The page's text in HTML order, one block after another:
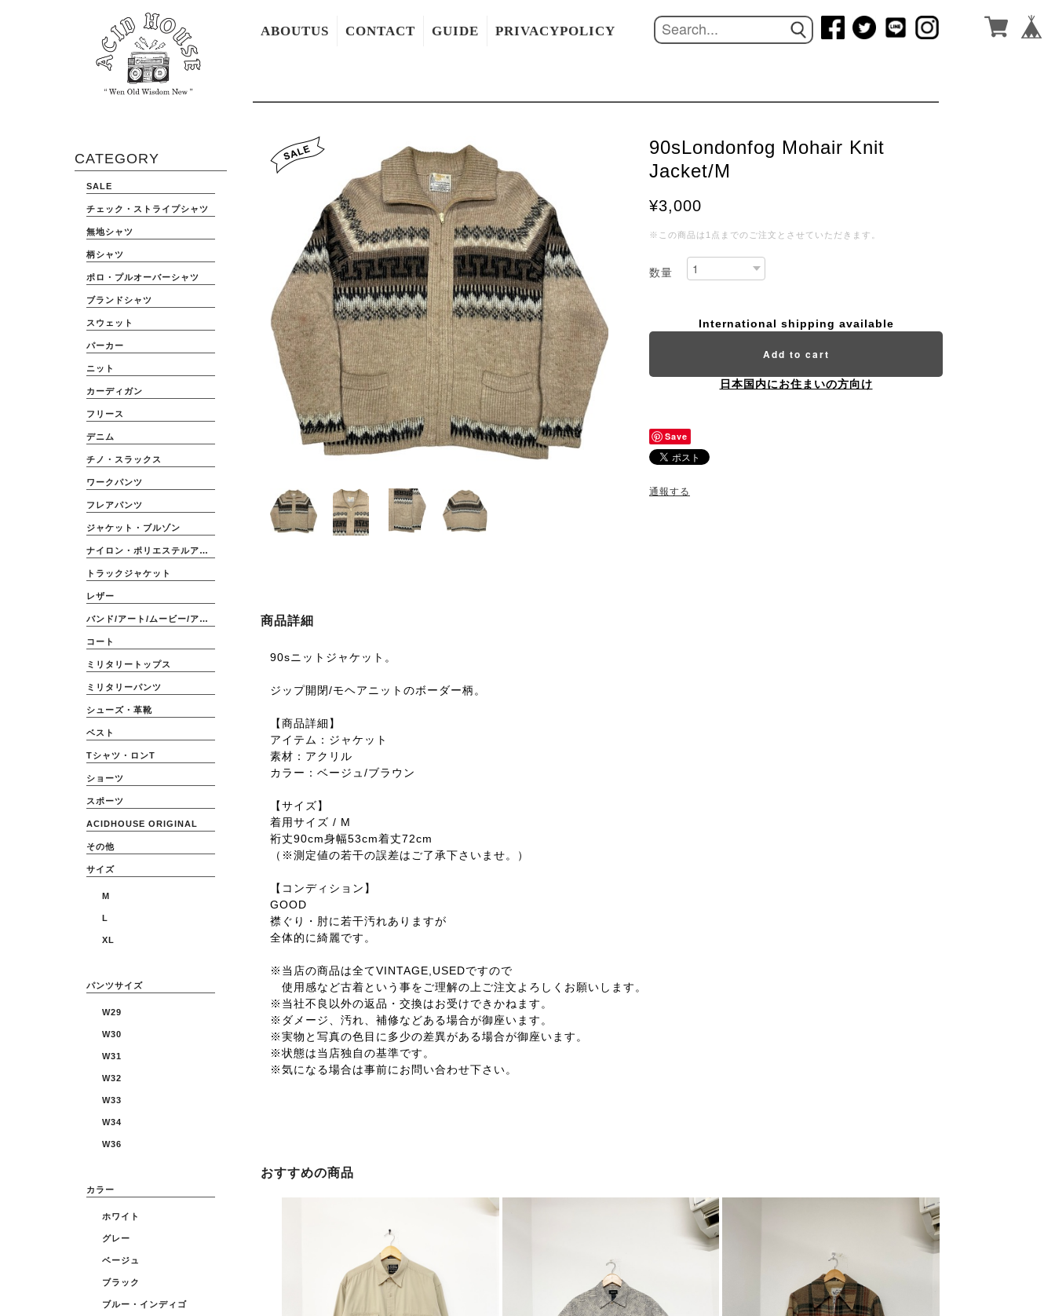
CATEGORY
SALE
チェック・ストライプシャツ
無地シャツ
柄シャツ
ポロ・プルオーバーシャツ
ブランドシャツ
スウェット
パーカー
ニット
カーディガン
フリース
デニム
チノ・スラックス
ワークパンツ
フレアパンツ
ジャケット・ブルゾン
ナイロン・ポリエステルアウター
トラックジャケット
レザー
バンド/アート/ムービー/アニメ
コート
ミリタリートップス
ミリタリーパンツ
シューズ・革靴
ベスト
Tシャツ・ロンT
ショーツ
スポーツ
ACIDHOUSE ORIGINAL
その他
サイズ
M
L
XL
パンツサイズ
W29
W30
W31
W32
W33
W34
W36
カラー
ホワイト
グレー
ベージュ
ブラック
ブルー・インディゴ
ABOUTUS CONTACT GUIDE PRIVACYPOLICY
90sLondonfog Mohair Knit
Jacket/M
¥3,000
※この商品は1点までのご注文とさせていただきます。
数量
International shipping available
Add to cart
日本国内にお住まいの方向け
Save
通報する
商品詳細
90sニットジャケット。
ジップ開閉/モヘアニットのボーダー柄。
【商品詳細】
アイテム：ジャケット
素材：アクリル
カラー：ベージュ/ブラウン
【サイズ】
着用サイズ / M
裄丈90cm身幅53cm着丈72cm
（※測定値の若干の誤差はご了承下さいませ。）
【コンディション】
GOOD
襟ぐり・肘に若干汚れありますが
全体的に綺麗です。
※当店の商品は全てVINTAGE,USEDですので
使用感など古着という事をご理解の上ご注文よろしくお願いします。
※当社不良以外の返品・交換はお受けできかねます。
※ダメージ、汚れ、補修などある場合が御座います。
※実物と写真の色目に多少の差異がある場合が御座います。
※状態は当店独自の基準です。
※気になる場合は事前にお問い合わせ下さい。
おすすめの商品